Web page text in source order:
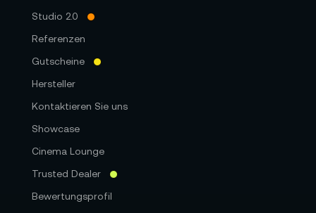
Studio 2.0
Referenzen
Gutscheine
Hersteller
Kontaktieren Sie uns
Showcase
Cinema Lounge
Trusted Dealer
Bewertungsprofil